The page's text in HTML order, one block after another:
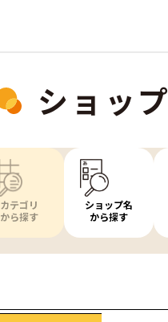
ショッ
カテゴリ
から探す
ショップ名
から探す